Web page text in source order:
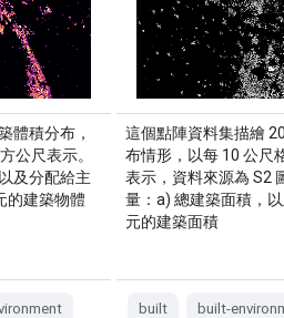
體積分布，
公尺表示。
及分配給主
的建築物體
這個點陣資料集描繪
布情形，以每 10 公尺
表示，資料來源為 S2
量：a) 總建築面積，
元的建築面積
built built-